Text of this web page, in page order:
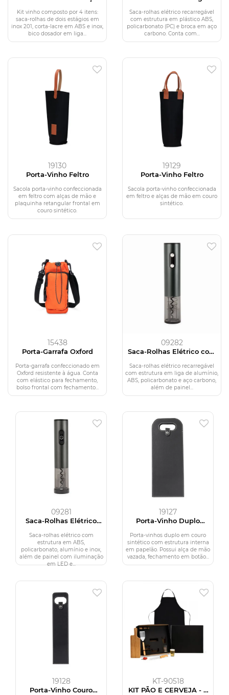
Kit vinho composto por 4 itens:
saca-rolhas de dois estágios em
inox 201, corta-lacre em ABS e inox,
bico dosador em liga...
Saca-rolhas elétrico recarregável
com estrutura em plástico ABS,
policarbonato (PC) e broca em aço
carbono. Conta com...
19130
Porta-Vinho Feltro
Sacola porta-vinho confeccionada
em feltro com alças de mão e
plaquinha retangular frontal em
couro sintético.
19129
Porta-Vinho Feltro
Sacola porta-vinho confeccionada
em feltro e alças de mão em couro
sintético.
15438
Porta-Garrafa Oxford
Porta-garrafa confeccionado em
Oxford resistente à água. Conta
com elástico para fechamento,
bolso frontal com fechamento...
09282
Saca-Rolhas Elétrico com
Saca-rolhas elétrico recarregável
com estrutura em liga de alumínio,
ABS, policarbonato e aço carbono,
além de painel...
09281
Saca-Rolhas Elétrico
Saca-rolhas elétrico com
estrutura em ABS,
policarbonato, alumínio e inox,
além de painel com iluminação
em LED e...
19127
Porta-Vinho Duplo
Porta-vinhos duplo em couro
sintético com estrutura interna
em papelão. Possui alça de mão
vazada, fechamento em botão...
19128
Porta-Vinho Couro
KT-90518
KIT PÃO E CERVEJA - 7